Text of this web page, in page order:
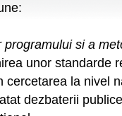
si a
unor standarde
cercetarea la nivel
dezbaterii